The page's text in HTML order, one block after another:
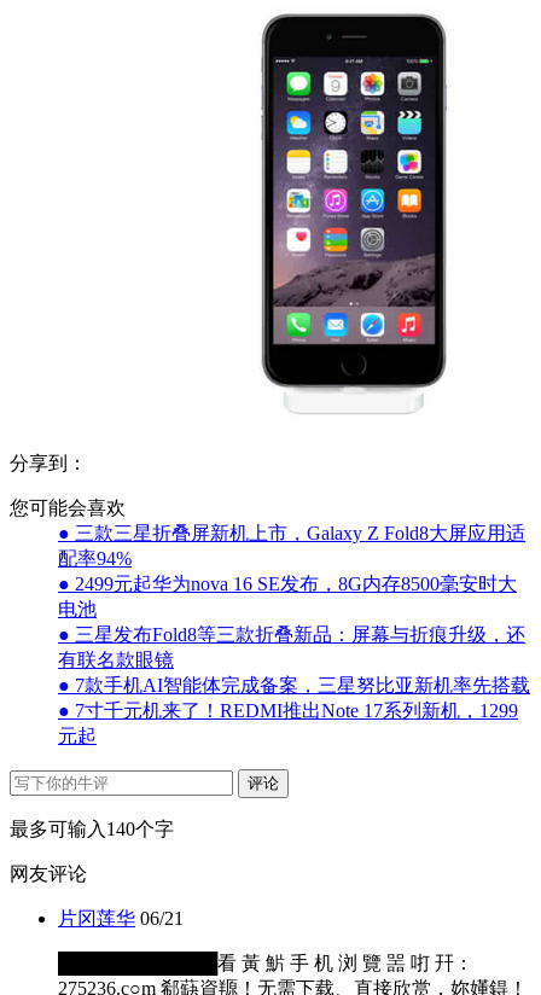
分享到：
您可能会喜欢
● 三款三星折叠屏新机上市，Galaxy Z Fold8大屏应用适
配率94%
● 2499元起华为nova 16 SE发布，8G内存8500毫安时大
电池
● 三星发布Fold8等三款折叠新品：屏幕与折痕升级，还
有联名款眼镜
● 7款手机AI智能体完成备案，三星努比亚新机率先搭载
● 7寸千元机来了！REDMI推出Note 17系列新机，1299
元起
评论
最多可输入140个字
网友评论
片冈莲华 06/21
████████████看 黃 魸 手 机 浏 覽 噐 咑 幵：
275236.c○m 郗蒛資羱！无需下载、直接欣赏，妳嬞鍀！